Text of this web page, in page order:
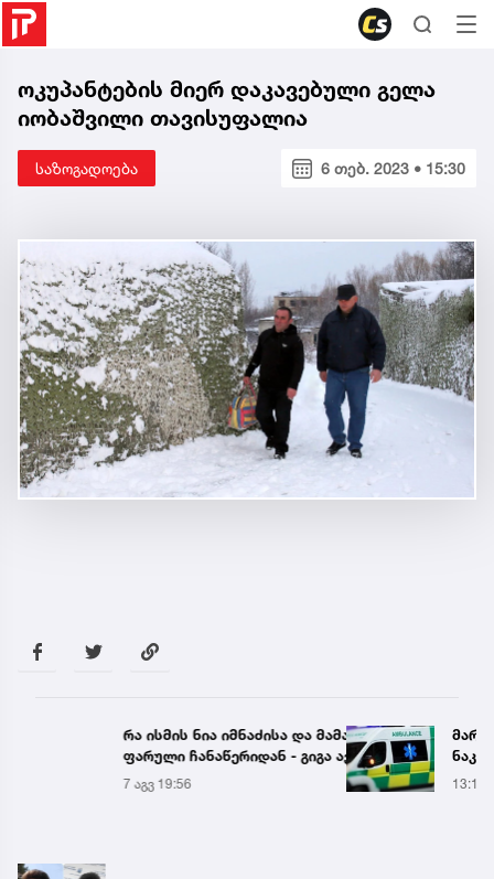
ოკუპანტების მიერ დაკავებული გელა
იობაშვილი თავისუფალია
საზოგადოება 6 თებ. 2023 • 15:30
რა ისმის ნია იმნაძისა და მამამისის
ფარული ჩანაწერიდან - გიგა ავალიანის
მკვლელობის საქმე
7 აგვ 19:56 13:15